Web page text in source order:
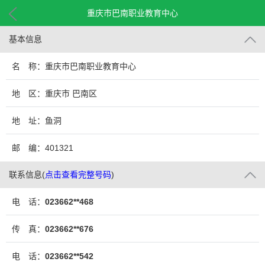
重庆市巴南职业教育中心
基本信息
名 称：重庆市巴南职业教育中心
地 区：重庆市 巴南区
地 址：鱼洞
邮 编：401321
联系信息(点击查看完整号码)
电 话： 023662**468
传 真： 023662**676
电 话： 023662**542